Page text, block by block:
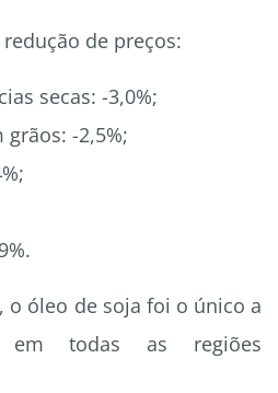
de preços:
secas: -3,0%;
grãos: -2,5%;
o óleo de soja foi o único a
em todas as regiões